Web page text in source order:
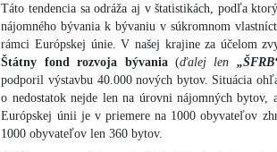
Táto tendencia sa odráža aj v štatistikách, podľa
nájomného bývania k bývaniu v súkromnom
rámci Európskej únie. V našej krajine za účelom
Štátny fond rozvoja bývania(ďalej len
podporil výstavbu 40.000 nových bytov. Situácia
o nedostatok nejde len na úrovni nájomných
Európskej únii je v priemere na 1000 obyvateľov
1000 obyvateľov len 360 bytov.